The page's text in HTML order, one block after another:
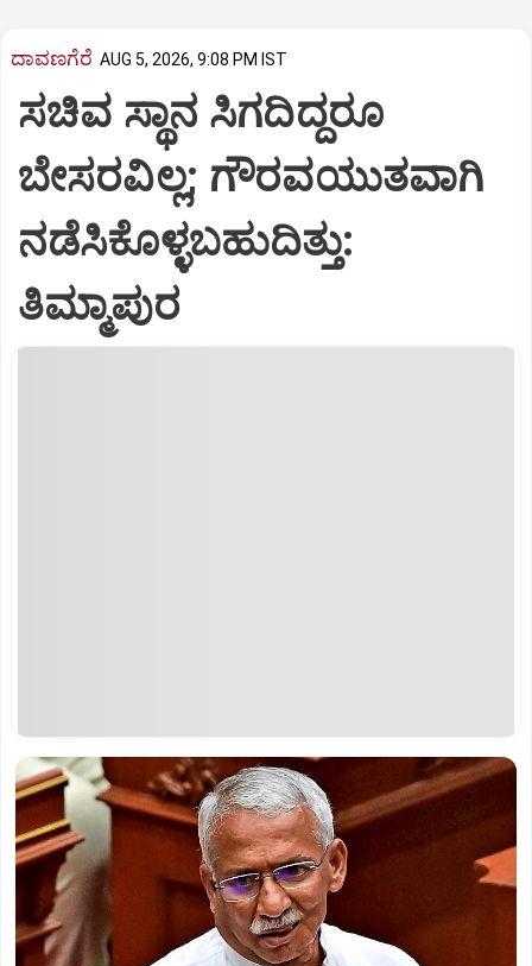
ದಾವಣಗೆರೆ AUG 5, 2026, 9:08 PM IST
ಸಚಿವ ಸ್ಥಾನ ಸಿಗದಿದ್ದರೂ
ಬೇಸರವಿಲ್ಲ; ಗೌರವಯುತವಾಗಿ
ನಡೆಸಿಕೊಳ್ಳಬಹುದಿತ್ತು:
ತಿಮ್ಮಾಪುರ